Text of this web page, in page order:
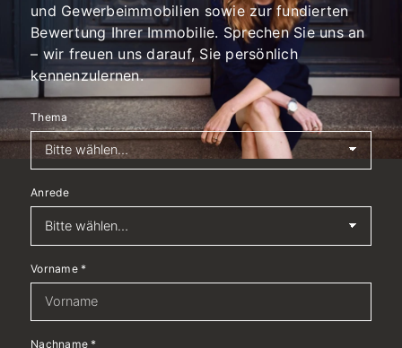
und Gewerbeimmobilien sowie zur fundierten
Bewertung Ihrer Immobilie. Sprechen Sie uns an
– wir freuen uns darauf, Sie persönlich
kennenzulernen.
Thema
Anrede
Vorname*
Nachname*